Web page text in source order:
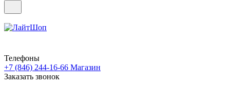
Телефоны
+7 (846) 244-16-66 Магазин
Заказать звонок